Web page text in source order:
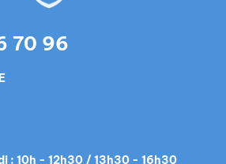
70 96
: 10h - 12h30 / 13h30 - 16h30